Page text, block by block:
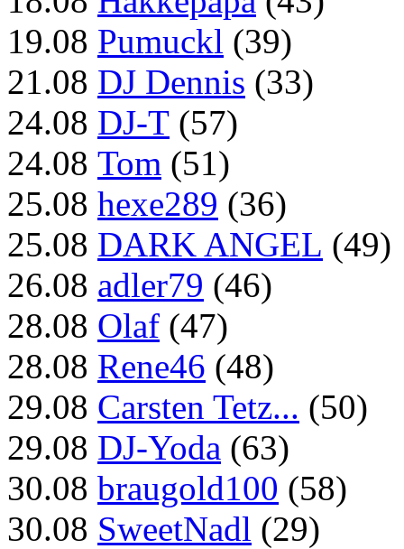
19.08 Pumuckl (39)
21.08 DJ Dennis (33)
24.08 DJ-T (57)
24.08 Tom (51)
25.08 hexe289 (36)
25.08 DARK ANGEL (49)
26.08 adler79 (46)
28.08 Olaf (47)
28.08 Rene46 (48)
29.08 Carsten Tetz... (50)
29.08 DJ-Yoda (63)
30.08 braugold100 (58)
30.08 SweetNadl (29)